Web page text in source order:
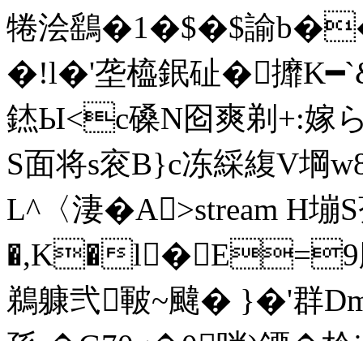
犈浍鷂�1�$�$諭
�!l�'垄橀鈱砋�攠
錰Ы<c磉N囵爽剃+:嫁
S面将s衮B}c冻綵緮V堈
L^〈淒�A>stream H塴
�,K�l�E=9
鵜躿弐皸~ 颹� }�'